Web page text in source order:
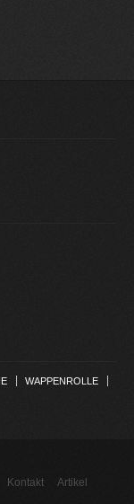
| WAPPENROLLE |
Kontakt Artikel